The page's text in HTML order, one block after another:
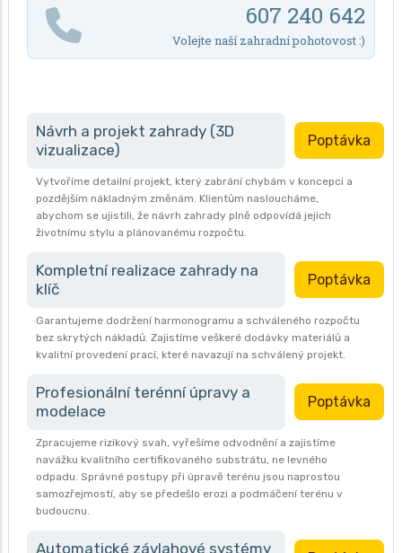
607 240 642
Volejte naší zahradní pohotovost :)
Návrh a projekt zahrady (3D
vizualizace)
Poptávka
Vytvoříme detailní projekt, který zabrání chybám v koncepci a
pozdějším nákladným změnám. Klientům nasloucháme,
abychom se ujistili, že návrh zahrady plně odpovídá jejich
životnímu stylu a plánovanému rozpočtu.
Kompletní realizace zahrady na
klíč
Poptávka
Garantujeme dodržení harmonogramu a schváleného rozpočtu
bez skrytých nákladů. Zajistíme veškeré dodávky materiálů a
kvalitní provedení prací, které navazují na schválený projekt.
Profesionální terénní úpravy a
modelace
Poptávka
Zpracujeme rizikový svah, vyřešíme odvodnění a zajistíme
navážku kvalitního certifikovaného substrátu, ne levného
odpadu. Správné postupy při úpravě terénu jsou naprostou
samozřejmostí, aby se předešlo erozi a podmáčení terénu v
budoucnu.
Automatické závlahové systémy